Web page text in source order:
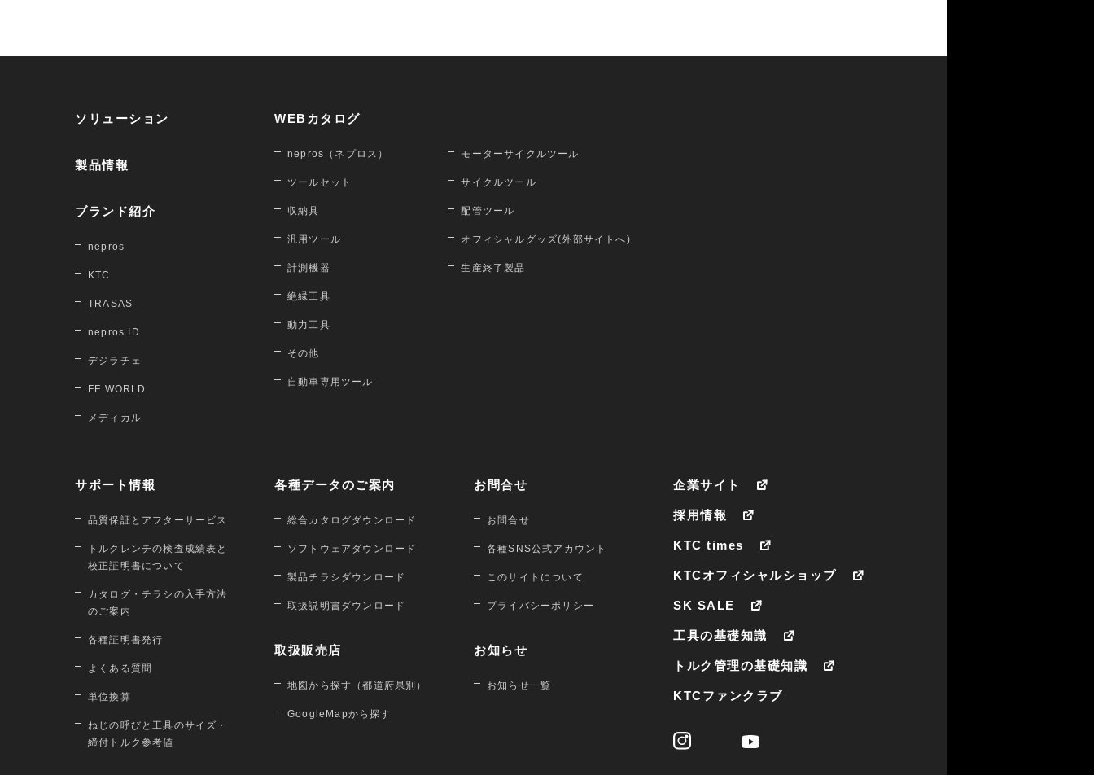
ソリューション
製品情報
ブランド紹介
nepros
KTC
TRASAS
nepros ID
デジラチェ
FF WORLD
メディカル
WEBカタログ
nepros（ネプロス）
ツールセット
収納具
汎用ツール
計測機器
絶縁工具
動力工具
その他
自動車専用ツール
モーターサイクルツール
サイクルツール
配管ツール
オフィシャルグッズ(外部サイトへ)
生産終了製品
サポート情報
品質保証とアフターサービス
トルクレンチの検査成績表と
校正証明書について
カタログ・チラシの入手方法
のご案内
各種証明書発行
よくある質問
単位換算
ねじの呼びと工具のサイズ・
締付トルク参考値
各種データのご案内
総合カタログダウンロード
ソフトウェアダウンロード
製品チラシダウンロード
取扱説明書ダウンロード
取扱販売店
地図から探す（都道府県別）
GoogleMapから探す
お問合せ
お問合せ
各種SNS公式アカウント
このサイトについて
プライバシーポリシー
お知らせ
お知らせ一覧
企業サイト
採用情報
KTC times
KTCオフィシャルショップ
SK SALE
工具の基礎知識
トルク管理の基礎知識
KTCファンクラブ